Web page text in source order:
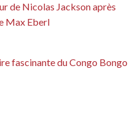
de Nicolas Jackson après
Max Eberl
fascinante du Congo Bongo